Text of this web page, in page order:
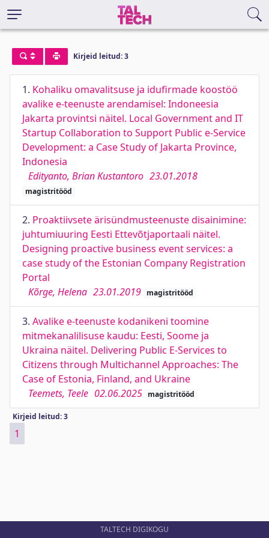
Kirjeid leitud: 3
1. Kohaliku omavalitsuse ja idufirmade koostöö
avalike e-teenuste arendamisel: Indoneesia
Jakarta provintsi näitel. Local Government and IT
Startup Collaboration to Support Public e-Service
Development: a Case Study of Jakarta Province,
Indonesia
Edityanto, Brian Kustantoro 23.01.2018
magistritööd
2. Proaktiivsete ärisündmusteenuste disainimine:
juhtumiuuring Eesti Ettevõtjaportaali näitel.
Designing proactive business event services: a
case study of the Estonian Company Registration
Portal
Kõrge, Helena 23.01.2019 magistritööd
3. Avalike e-teenuste kodanikeni toomine
mitmekanalilisuse kaudu: Eesti, Soome ja
Ukraina näitel. Delivering Public E-Services to
Citizens through Multichannel Approaches: The
Case of Estonia, Finland, and Ukraine
Teemets, Teele 02.06.2025 magistritööd
Kirjeid leitud: 3
1
TALTECH DIGIKOGU